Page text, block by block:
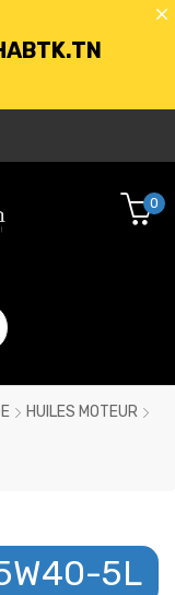
0
HUILES MOTEUR
5L